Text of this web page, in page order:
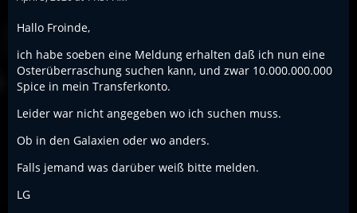
Hallo Froinde,
ich habe soeben eine Meldung erhalten daß ich nun eine
Osterüberraschung suchen kann, und zwar 10.000.000.000
Spice in mein Transferkonto.
Leider war nicht angegeben wo ich suchen muss.
Ob in den Galaxien oder wo anders.
Falls jemand was darüber weiß bitte melden.
LG